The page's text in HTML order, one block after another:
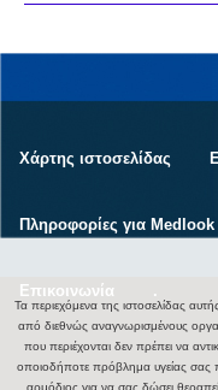
Χάρτης ιστοσελίδας
Πληροφορίες για Medlook
Επικοινωνία .
Τα περιεχόμενα της ιστοσελίδας
από διεθνώς αναγνωρισμένους
που περιέχονται δεν πρέπει να
οποιοδήποτε πρόβλημα υγείας σας